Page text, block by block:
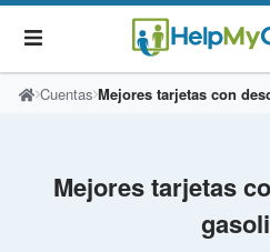
Cuentas Mejores tarjetas con
Mejores tarjetas